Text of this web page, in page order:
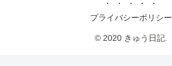
プライバシーポリシー
© 2020 きゅう日記.